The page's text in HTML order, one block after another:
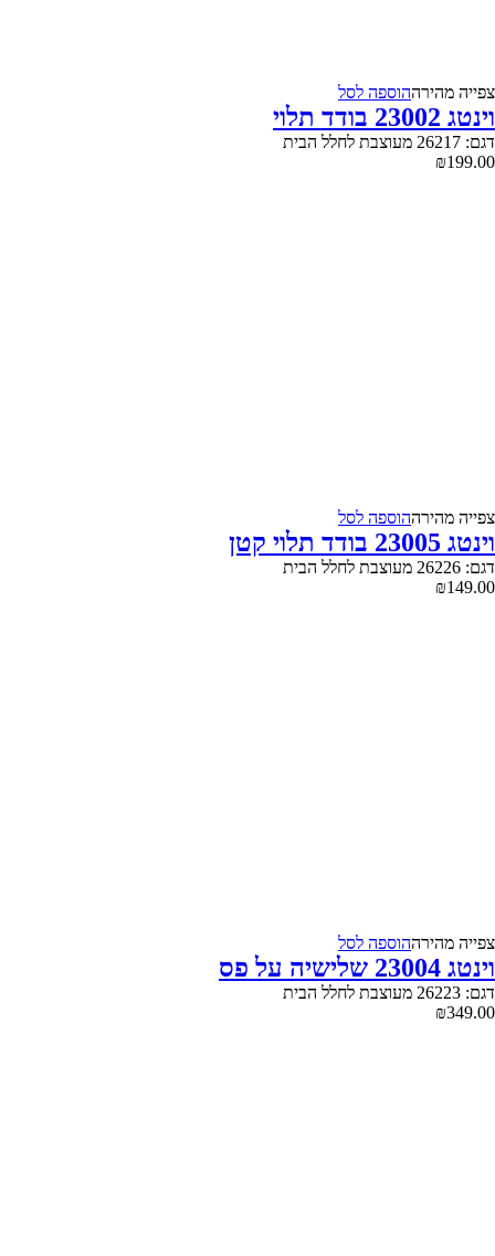
צפייה‬ ‫מהירה‬הוספה לסל
וינטג 23002 בודד תלוי
דגם: 26217 מעוצבת לחלל הבית
₪199.00
צפייה‬ ‫מהירה‬הוספה לסל
וינטג 23005 בודד תלוי קטן
דגם: 26226 מעוצבת לחלל הבית
₪149.00
צפייה‬ ‫מהירה‬הוספה לסל
וינטג 23004 שלישיה על פס
דגם: 26223 מעוצבת לחלל הבית
₪349.00